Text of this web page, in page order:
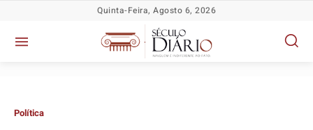
Quinta-Feira, Agosto 6, 2026
Política